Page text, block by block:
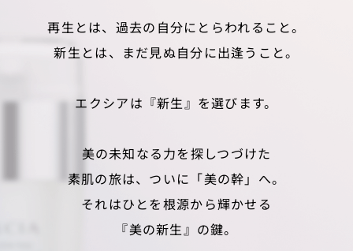
再生とは、過去の自分にとらわれること。
新生とは、まだ見ぬ自分に出逢うこと。
エクシアは『新生』を選びます。
美の未知なる力を探しつづけた
素肌の旅は、ついに「美の幹」へ。
それはひとを根源から輝かせる
『美の新生』の鍵。